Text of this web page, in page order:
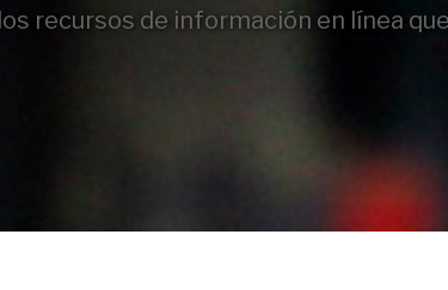
recursos de información en línea